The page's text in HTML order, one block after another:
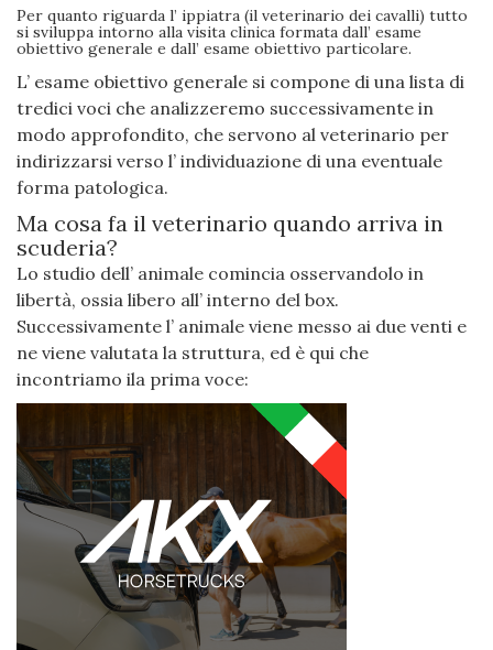
Per quanto riguarda l’ ippiatra (il veterinario dei cavalli) tutto
si sviluppa intorno alla visita clinica formata dall’ esame
obiettivo generale e dall’ esame obiettivo particolare.
L’ esame obiettivo generale si compone di una lista di
tredici voci che analizzeremo successivamente in
modo approfondito, che servono al veterinario per
indirizzarsi verso l’ individuazione di una eventuale
forma patologica.
Ma cosa fa il veterinario quando arriva in
scuderia?
Lo studio dell’ animale comincia osservandolo in
libertà, ossia libero all’ interno del box.
Successivamente l’ animale viene messo ai due venti e
ne viene valutata la struttura, ed è qui che
incontriamo ila prima voce: